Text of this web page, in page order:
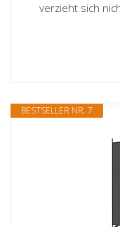
verzieht sich
BESTSELLER NR. 7